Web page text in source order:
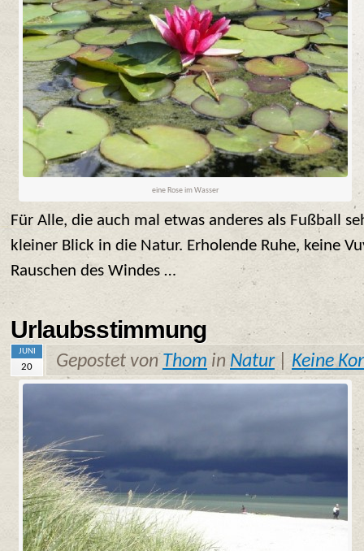
eine Rose im Wasser
Für Alle, die auch mal etwas anderes als Fußball
kleiner Blick in die Natur. Erholende Ruhe, keine
Rauschen des Windes …
Urlaubsstimmung
JUNI
20 Gepostet von Thom in Natur| Keine